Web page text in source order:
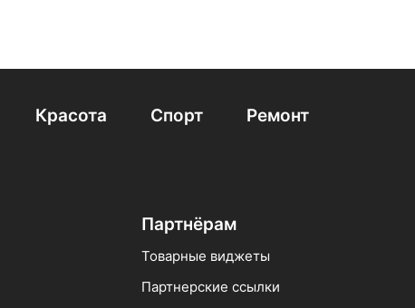
Красота Спорт
Ремонт
Партнёрам
Товарные виджеты
Партнерские ссылки